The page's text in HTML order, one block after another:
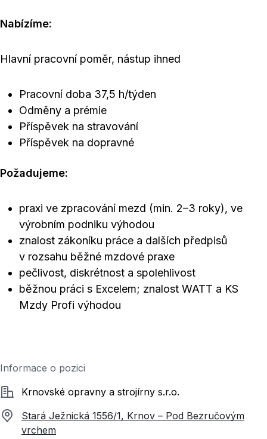
Nabízíme:
Hlavní pracovní poměr, nástup ihned
Pracovní doba 37,5 h/týden
Odměny a prémie
Příspěvek na stravování
Příspěvek na dopravné
Požadujeme:
praxi ve zpracování mezd (min. 2–3 roky), ve
výrobním podniku výhodou
znalost zákoníku práce a dalších předpisů
v rozsahu běžné mzdové praxe
pečlivost, diskrétnost a spolehlivost
běžnou práci s Excelem; znalost WATT a KS
Mzdy Profi výhodou
Informace o pozici
SpolečnostKrnovské opravny a strojírny s.r.o.
Stará Ježnická 1556/1, Krnov – Pod Bezručovým
vrchem